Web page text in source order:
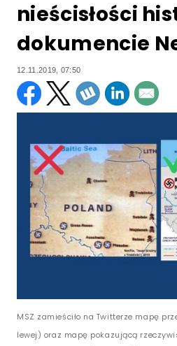
nieścisłości
dokumencie
12.11.2019, 07:50
MSZ zamieściło na Twitterze mapę
lewej) oraz mapę pokazującą